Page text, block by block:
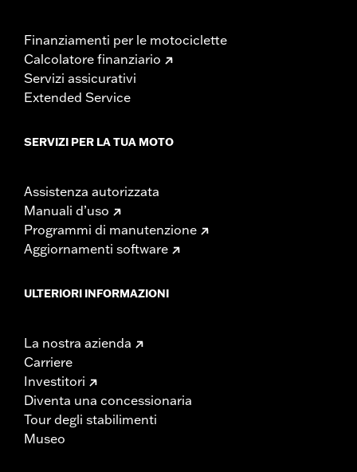
Finanziamenti per le motociclette
Calcolatore finanziario
Servizi assicurativi
Extended Service
SERVIZI PER LA TUA MOTO
Assistenza autorizzata
Manuali d’uso
Programmi di manutenzione
Aggiornamenti software
ULTERIORI INFORMAZIONI
La nostra azienda
Carriere
Investitori
Diventa una concessionaria
Tour degli stabilimenti
Museo